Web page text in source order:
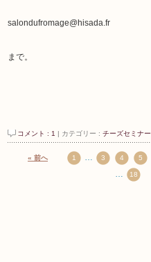
salondufromage@hisada.fr
まで。
コメント : 1 | カテゴリー : チーズセミナー
« 前へ 1 … 3 4 5
… 18